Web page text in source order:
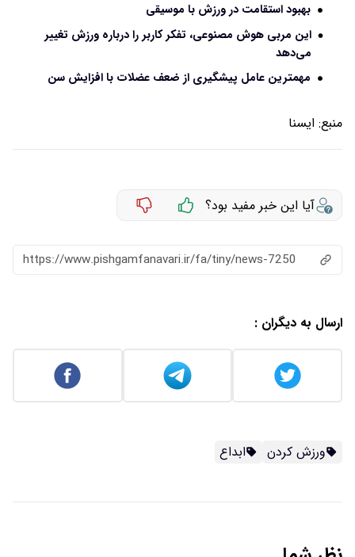
بهبود استقامت در ورزش با موسیقی
این مربی هوش مصنوعی، تفکر کاربر را درباره ورزش تغییر
می‌دهد
مهمترین عامل پیشگیری از ضعف عضلات با افزایش سن
منبع: ايسنا
آیا این خبر مفید بود؟
https://www.pishgamfanavari.ir/fa/tiny/news-7250
ارسال به دیگران :
ورزش کردن ابداع